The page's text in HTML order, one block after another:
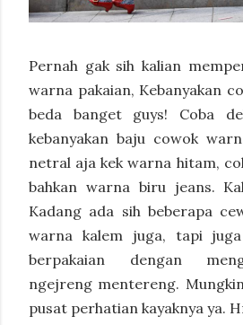
Pernah gak sih kalian
warna pakaian, Kebanyakan
beda banget guys! Coba
kebanyakan baju cowok
netral aja kek warna hitam,
bahkan warna biru jeans.
Kadang ada sih beberapa
warna kalem juga, tapi
berpakaian dengan
ngejreng mentereng.
pusat perhatian kayaknya ya.